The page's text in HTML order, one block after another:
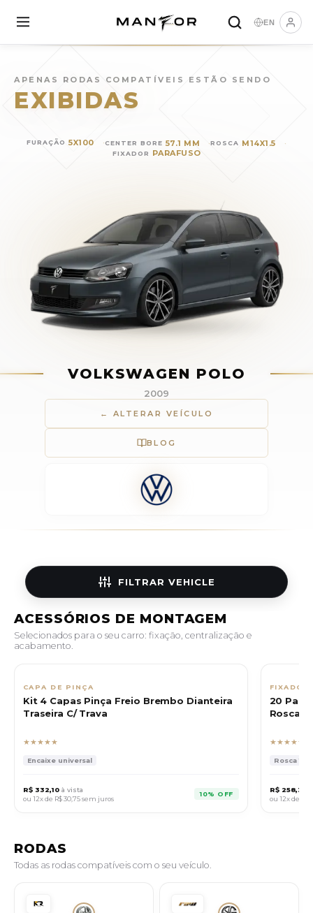
EN
APENAS RODAS COMPATÍVEIS ESTÃO SENDO
EXIBIDAS
FURAÇÃO 5X100 CENTER BORE 57.1 MM ROSCA M14X1.5
FIXADOR PARAFUSO
VOLKSWAGEN POLO
2009
← ALTERAR VEÍCULO
BLOG
FILTRAR VEHICLE
ACESSÓRIOS DE MONTAGEM
Selecionados para o seu carro: fixação, centralização e
acabamento.
CAPA DE PINÇA
Kit 4 Capas Pinça Freio Brembo Dianteira
Traseira C/ Trava
★★★★★
Encaixe universal
R$ 332,10 à vista
ou 12x de R$ 30,75sem juros
10% OFF
20
Rosca
★★★★★
Rosca
R$ 258,30
ou 12x de
RODAS
Todas as rodas compatíveis com o seu veículo.